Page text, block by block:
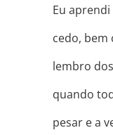
Eu
cedo, bem
lembro
quando
pesar e a